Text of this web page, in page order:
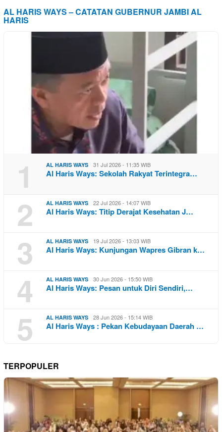
AL HARIS WAYS – CATATAN GUBERNUR JAMBI AL
HARIS
1 AL HARIS WAYS 31 Jul 2026 - 11:35 WIB
Al Haris Ways: Sekolah Rakyat Terintegra…
2 AL HARIS WAYS 22 Jul 2026 - 14:07 WIB
Al Haris Ways: Titip Derajat Kesehatan J…
3 AL HARIS WAYS 19 Jul 2026 - 13:03 WIB
Al Haris Ways: Kunjungan Wapres Gibran k…
4 AL HARIS WAYS 30 Jun 2026 - 15:50 WIB
Al Haris Ways: Pesan untuk Diri Sendiri,…
5 AL HARIS WAYS 28 Jun 2026 - 15:14 WIB
Al Haris Ways : Pekan Kebudayaan Daerah …
TERPOPULER